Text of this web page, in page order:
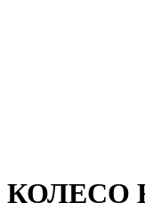
КОЛЕСО